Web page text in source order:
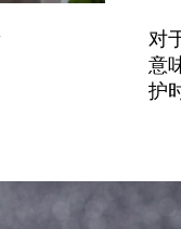
对
意
护